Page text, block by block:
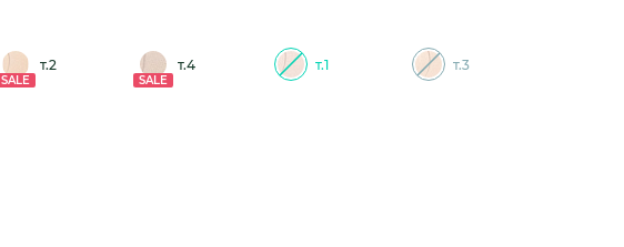
SALE
т.2
SALE
т.4 т.1 т.3